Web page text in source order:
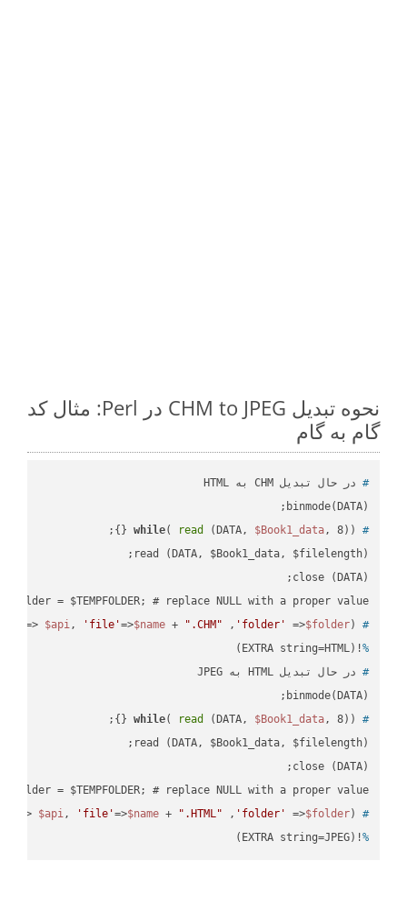
نحوه تبدیل CHM to JPEG در Perl: مثال کد
گام به گام
# در حال تبدیل CHM به HTML
binmode(DATA);
#
while( read (DATA, $Book1_data, 8)) {};
$folder = $TEMPFOLDER; # replace NULL with a proper value
#
=> $api, 'file'=>$name + ".CHM" , 'folder' =>$folder) ;
%
!(EXTRA string=HTML)
# در حال تبدیل HTML به JPEG
binmode(DATA);
#
while( read (DATA, $Book1_data, 8)) {};
$folder = $TEMPFOLDER; # replace NULL with a proper value
#
=> $api, 'file'=>$name + ".HTML" , 'folder' =>$folder) ;
%
!(EXTRA string=JPEG)